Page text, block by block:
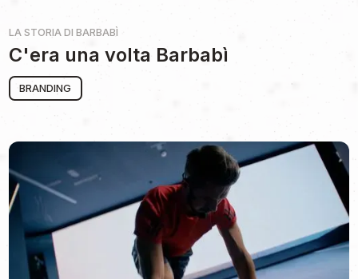
LA STORIA DIBARBABÌ
C'era una volta Barbabì
BRANDING